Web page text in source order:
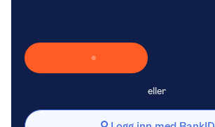
Laster inn Vipps …
eller